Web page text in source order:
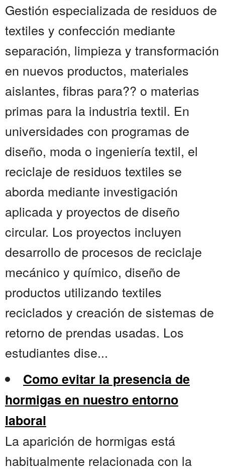
Gestión especializada de residuos de
textiles y confección mediante
separación, limpieza y transformación
en nuevos productos, materiales
aislantes, fibras para?? o materias
primas para la industria textil. En
universidades con programas de
diseño, moda o ingeniería textil, el
reciclaje de residuos textiles se
aborda mediante investigación
aplicada y proyectos de diseño
circular. Los proyectos incluyen
desarrollo de procesos de reciclaje
mecánico y químico, diseño de
productos utilizando textiles
reciclados y creación de sistemas de
retorno de prendas usadas. Los
estudiantes dise...
Como evitar la presencia de
hormigas en nuestro entorno
laboral
La aparición de hormigas está
habitualmente relacionada con la